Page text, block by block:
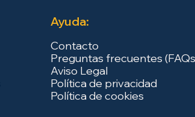
Ayuda:
Contacto
Preguntas frecuentes
Aviso Legal
Política de privacidad
Política de cookies